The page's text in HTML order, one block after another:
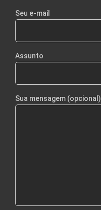
Seu e-mail
Assunto
Sua mensagem (opcional)